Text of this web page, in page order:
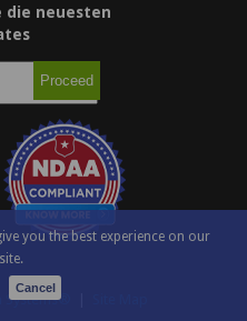
die neuesten
Systems®
you the best experience on our
Cancel